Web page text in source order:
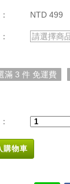
NTD 499
請選擇商
滿 3 件 免運費
購物車